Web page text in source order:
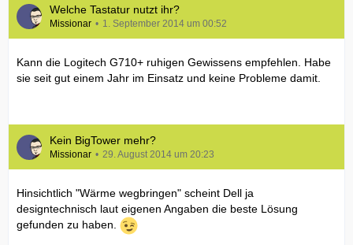
Welche Tastatur nutzt ihr?
Missionar 1. September 2014 um 00:52
Kann die Logitech G710+ ruhigen Gewissens empfehlen. Habe
sie seit gut einem Jahr im Einsatz und keine Probleme damit.
Kein BigTower mehr?
Missionar 29. August 2014 um 20:23
Hinsichtlich "Wärme wegbringen" scheint Dell ja
designtechnisch laut eigenen Angaben die beste Lösung
gefunden zu haben.